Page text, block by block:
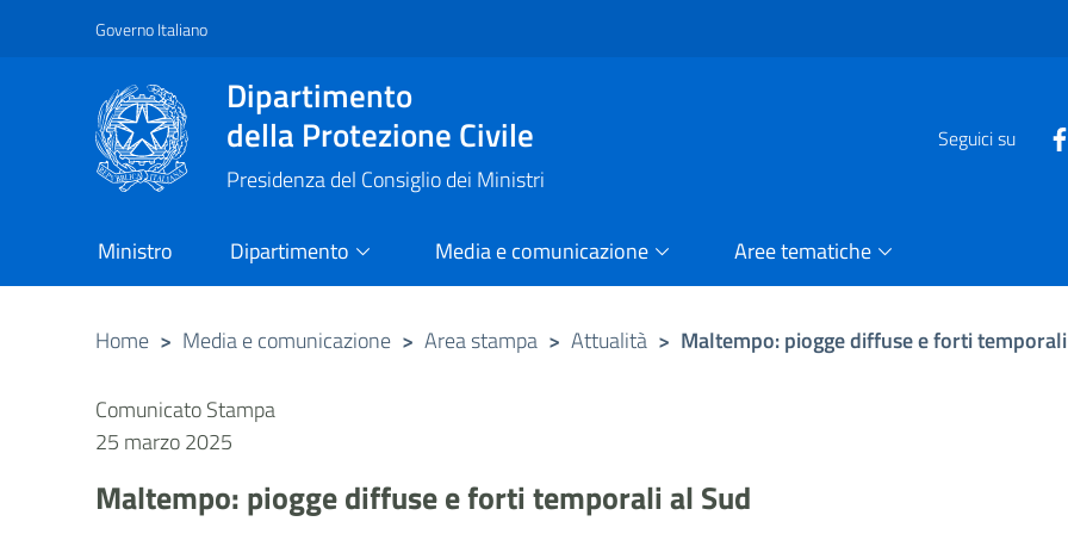
Vai al contenuto principale
Raggiungi il piè di pagina
Governo Italiano
Dipartimento
della Protezione Civile
Presidenza del Consiglio dei Ministri
Seguici su
Ministro Dipartimento Media e comunicazione Aree tematiche
Home > Media e comunicazione > Area stampa > Attualità > Maltempo: piogge diffuse e forti
Comunicato Stampa
25 marzo 2025
Maltempo: piogge diffuse e forti temporali al Sud